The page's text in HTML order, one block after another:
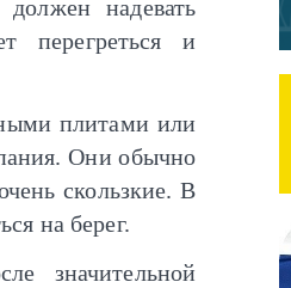
надевать
перегреться и
плитами или
Они обычно
скользкие. В
на берег.
значительной